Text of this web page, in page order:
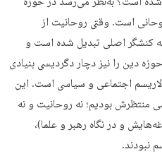
است. وقتی روحانیت از
کنشگر اصلی تبدیل شده است و
دین را نیز دچار دگردیسی بنیادی
اجتماعی و سیاسی است. این
منتظرش بودیم؛ نه روحانیت و نه
و در نگاه رهبر و علما)،
نبودند.